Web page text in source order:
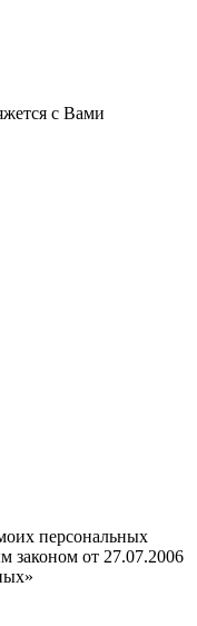
с Вами
персональных
законом от 27.07.2006